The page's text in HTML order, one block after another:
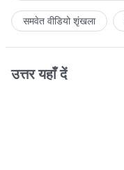
समवेत वीडियो शृंखला
उत्तर यहाँ दें